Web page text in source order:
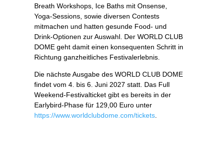
Breath Workshops, Ice Baths mit Onsense,
Yoga‑Sessions, sowie diversen Contests
mitmachen und hatten gesunde Food- und
Drink-Optionen zur Auswahl. Der WORLD CLUB
DOME geht damit einen konsequenten Schritt in
Richtung ganzheitliches Festivalerlebnis.
Die nächste Ausgabe des WORLD CLUB DOME
findet vom 4. bis 6. Juni 2027 statt. Das Full
Weekend-Festivalticket gibt es bereits in der
Earlybird-Phase für 129,00 Euro unter
https://www.worldclubdome.com/tickets